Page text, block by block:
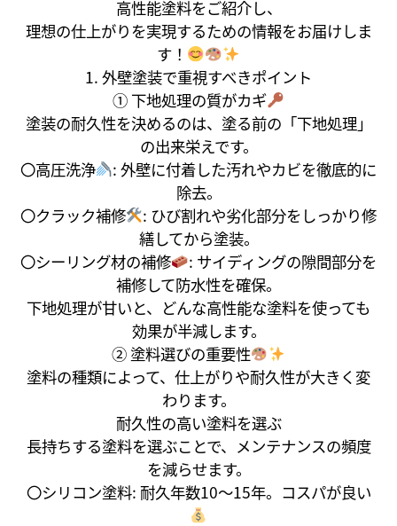
高性能塗料をご紹介し、
理想の仕上がりを実現するための情報をお届けしま
す！
1. 外壁塗装で重視すべきポイント
① 下地処理の質がカギ
塗装の耐久性を決めるのは、塗る前の「下地処理」
の出来栄えです。
〇高圧洗浄
: 外壁に付着した汚れやカビを徹底的に
除去。
〇クラック補修
: ひび割れや劣化部分をしっかり修
繕してから塗装。
〇シーリング材の補修
: サイディングの隙間部分を
補修して防水性を確保。
下地処理が甘いと、どんな高性能な塗料を使っても
効果が半減します。
② 塗料選びの重要性
塗料の種類によって、仕上がりや耐久性が大きく変
わります。
耐久性の高い塗料を選ぶ
長持ちする塗料を選ぶことで、メンテナンスの頻度
を減らせます。
〇シリコン塗料: 耐久年数10～15年。コスパが良い